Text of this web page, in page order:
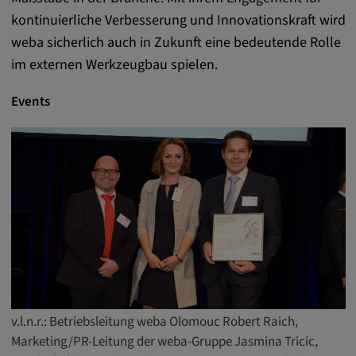
kontinuierliche Verbesserung und Innovationskraft wird
weba sicherlich auch in Zukunft eine bedeutende Rolle
im externen Werkzeugbau spielen.
Events
v.l.n.r.: Betriebsleitung weba Olomouc Robert Raich,
Marketing/PR-Leitung der weba-Gruppe Jasmina Tricic,
Anbieter:
matterport.com
Zweck:
dienen der Analyse von
Benutzerinteraktionen, der Verfolgung des
Verhaltens auf verschiedenen Websites
und/oder der Bereitstellung personalisierter
Werbung.
Alle externe Medien
Externe Medien
Zweck: